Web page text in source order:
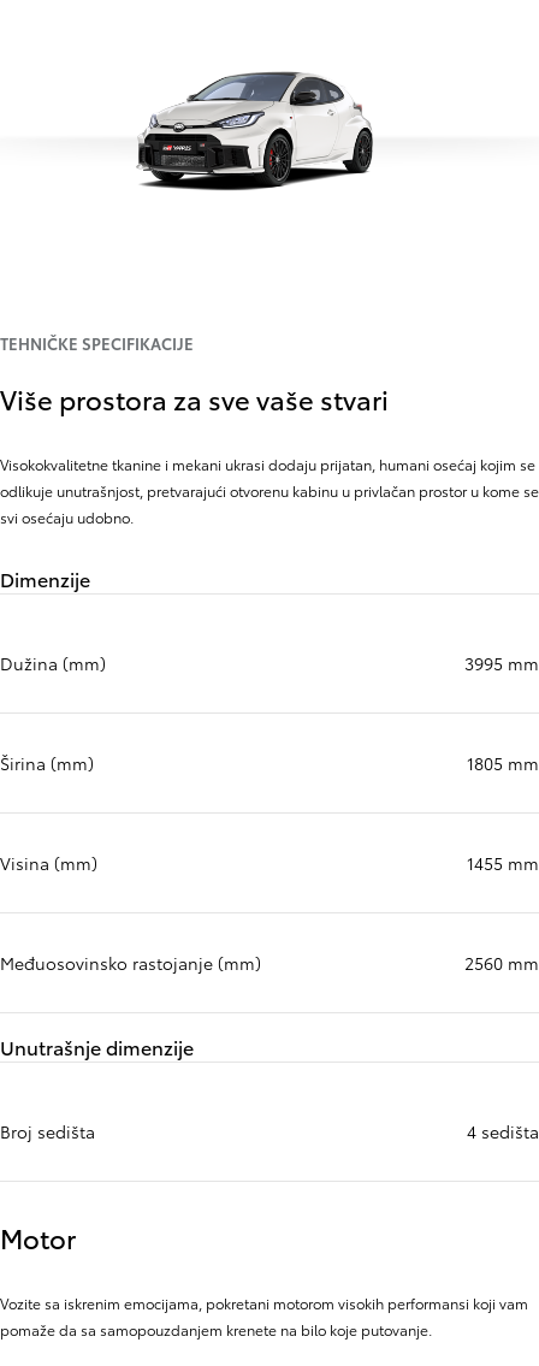
TEHNIČKE SPECIFIKACIJE
Više prostora za sve vaše stvari
Visokokvalitetne tkanine i mekani ukrasi dodaju prijatan, humani osećaj kojim se
odlikuje unutrašnjost, pretvarajući otvorenu kabinu u privlačan prostor u kome se
svi osećaju udobno.
Dimenzije
Dužina (mm) 3995 mm
Širina (mm) 1805 mm
Visina (mm) 1455 mm
Međuosovinsko rastojanje (mm) 2560 mm
Unutrašnje dimenzije
Broj sedišta 4 sedišta
Motor
Vozite sa iskrenim emocijama, pokretani motorom visokih performansi koji vam
pomaže da sa samopouzdanjem krenete na bilo koje putovanje.